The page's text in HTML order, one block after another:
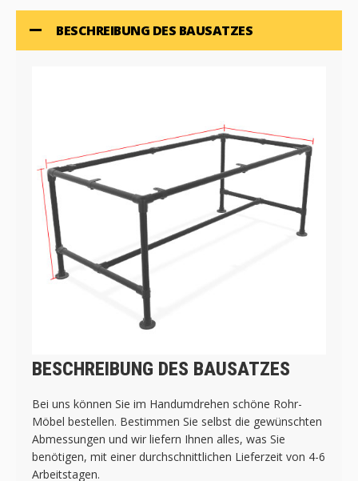
BESCHREIBUNG DES BAUSATZES
BESCHREIBUNG DES BAUSATZES
Bei uns können Sie im Handumdrehen schöne Rohr-
Möbel bestellen. Bestimmen Sie selbst die gewünschten
Abmessungen und wir liefern Ihnen alles, was Sie
benötigen, mit einer durchschnittlichen Lieferzeit von 4-6
Arbeitstagen.